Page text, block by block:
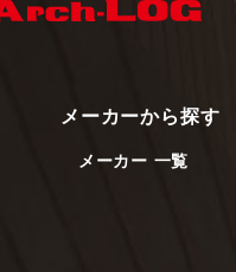
メーカーから探す
メーカー 一覧